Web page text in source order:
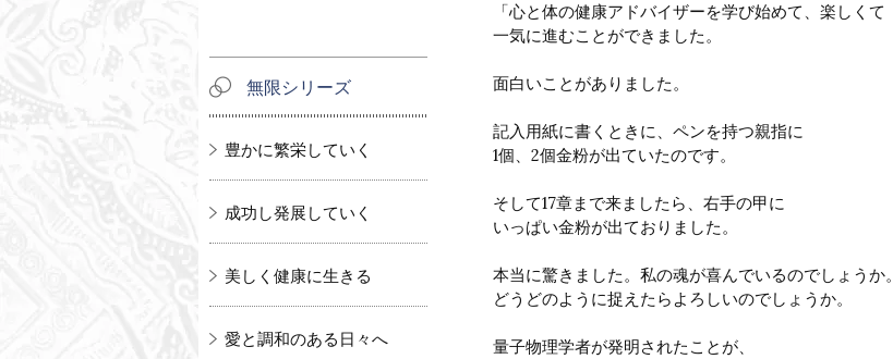
「心と体の健康アドバイザーを学び始めて、楽しくて
一気に進むことができました。
面白いことがありました。
記入用紙に書くときに、ペンを持つ親指に
1個、2個金粉が出ていたのです。
そして17章まで来ましたら、右手の甲に
いっぱい金粉が出ておりました。
本当に驚きました。私の魂が喜んでいるのでしょうか。
どうどのように捉えたらよろしいのでしょうか。
量子物理学者が発明されたことが、
無限シリーズ
豊かに繁栄していく
成功し発展していく
美しく健康に生きる
愛と調和のある日々へ